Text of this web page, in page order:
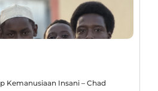
Kemanusiaan Insani – Chad